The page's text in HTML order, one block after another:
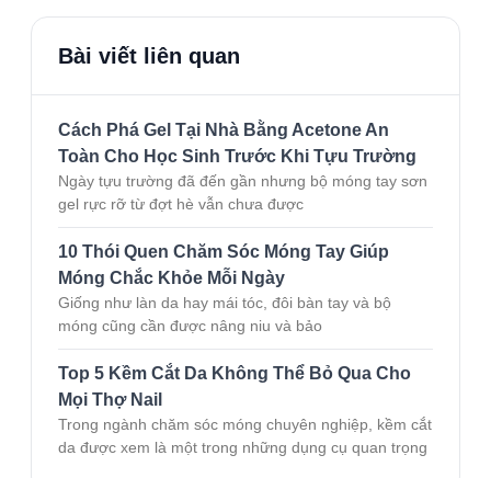
Bài viết liên quan
Cách Phá Gel Tại Nhà Bằng Acetone An
Toàn Cho Học Sinh Trước Khi Tựu Trường
Ngày tựu trường đã đến gần nhưng bộ móng tay sơn
gel rực rỡ từ đợt hè vẫn chưa được
10 Thói Quen Chăm Sóc Móng Tay Giúp
Móng Chắc Khỏe Mỗi Ngày
Giống như làn da hay mái tóc, đôi bàn tay và bộ
móng cũng cần được nâng niu và bảo
Top 5 Kềm Cắt Da Không Thể Bỏ Qua Cho
Mọi Thợ Nail
Trong ngành chăm sóc móng chuyên nghiệp, kềm cắt
da được xem là một trong những dụng cụ quan trọng